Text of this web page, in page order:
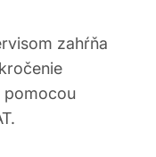
zahŕňa
pomocou